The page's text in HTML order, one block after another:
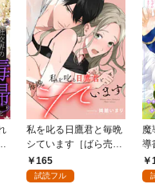
私を叱る日鷹君と毎晩
シています［ばら売
り］ 第1話
165
試読フル
魔
導
し